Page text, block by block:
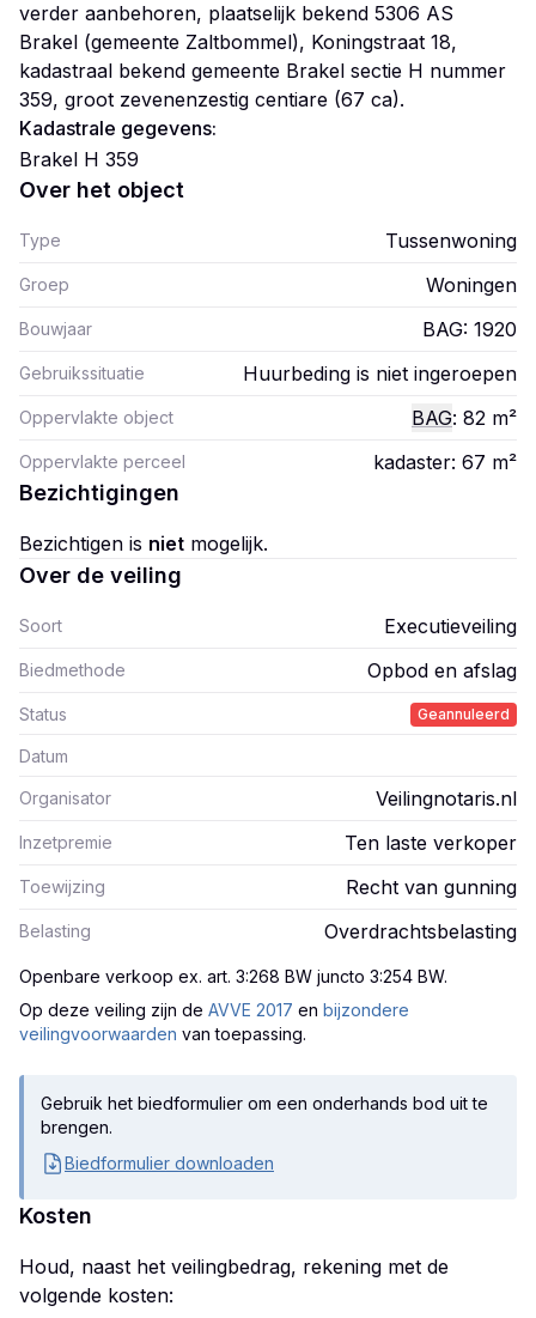
verder aanbehoren, plaatselijk bekend 5306 AS
Brakel (gemeente Zaltbommel), Koningstraat 18,
kadastraal bekend gemeente Brakel sectie H nummer
359, groot zevenenzestig centiare (67 ca).
Kadastrale gegevens:
Brakel H 359
Over het object
Type Tussenwoning
Groep Woningen
Bouwjaar BAG: 1920
Gebruikssituatie Huurbeding is niet ingeroepen
Oppervlakte object BAG: 82 m²
Oppervlakte perceel kadaster: 67 m²
Bezichtigingen
Bezichtigen is niet mogelijk.
Over de veiling
Soort Executieveiling
Biedmethode Opbod en afslag
Status Geannuleerd
Datum
Organisator Veilingnotaris.nl
Inzetpremie Ten laste verkoper
Toewijzing Recht van gunning
Belasting Overdrachtsbelasting
Openbare verkoop ex. art. 3:268 BW juncto 3:254 BW.
Op deze veiling zijn de AVVE 2017 en bijzondere
veilingvoorwaarden van toepassing.
Gebruik het biedformulier om een onderhands bod uit te
brengen.
Biedformulier downloaden
Kosten
Houd, naast het veilingbedrag, rekening met de
volgende kosten: